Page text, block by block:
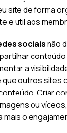
site de forma
e útil aos
sociaisnão
a
que outros sites
Criar
ou
mais o